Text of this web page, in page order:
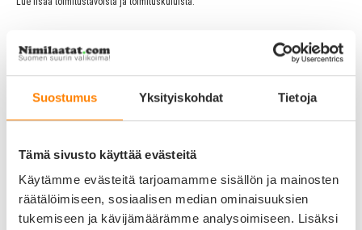
Suostumus Yksityiskohdat Tietoja
Tämä sivusto käyttää evästeitä
Käytämme evästeitä tarjoamamme sisällön ja mainosten
räätälöimiseen, sosiaalisen median ominaisuuksien
tukemiseen ja kävijämäärämme analysoimiseen. Lisäksi
Toimituskulut alk. 4,90 €